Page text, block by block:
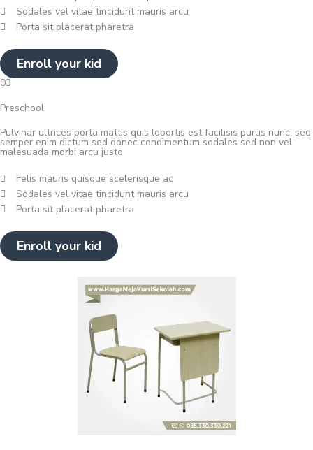
Sodales vel vitae tincidunt mauris arcu
Porta sit placerat pharetra
Enroll your kid
03
Preschool
Pulvinar ultrices porta mattis quis lobortis est facilisis purus nunc, sed
semper enim dictum sed donec condimentum sodales sed non vel
malesuada morbi arcu justo
Felis mauris quisque scelerisque ac
Sodales vel vitae tincidunt mauris arcu
Porta sit placerat pharetra
Enroll your kid